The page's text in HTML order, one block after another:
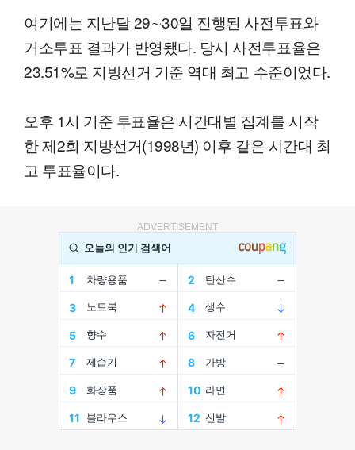
여기에는 지난달 29∼30일 진행된 사전투표와
거소투표 결과가 반영됐다. 당시 사전투표율은
23.51%로 지방선거 기준 역대 최고 수준이었다.
오후 1시 기준 투표율은 시간대별 집계를 시작
한 제2회 지방선거(1998년) 이후 같은 시간대 최
고 투표율이다.
ADVERTISEMENT